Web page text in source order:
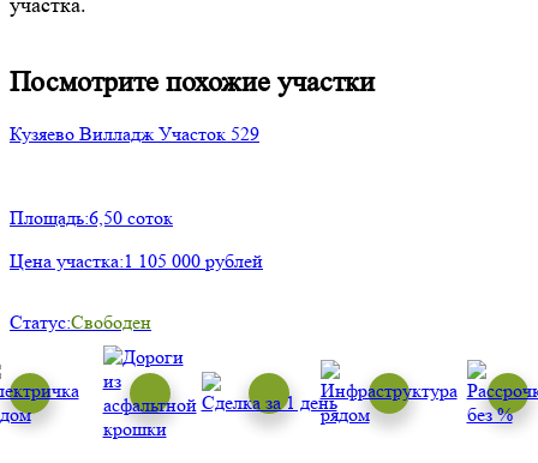
Посмотрите похожие участки
Кузяево Вилладж Участок 529
Площадь:6,50 соток
Цена участка:1 105 000 рублей
Статус:Свободен